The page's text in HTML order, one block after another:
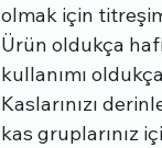
olmak için
Ürün oldukça
kullanımı
Kaslarınızı
kas gruplarınız